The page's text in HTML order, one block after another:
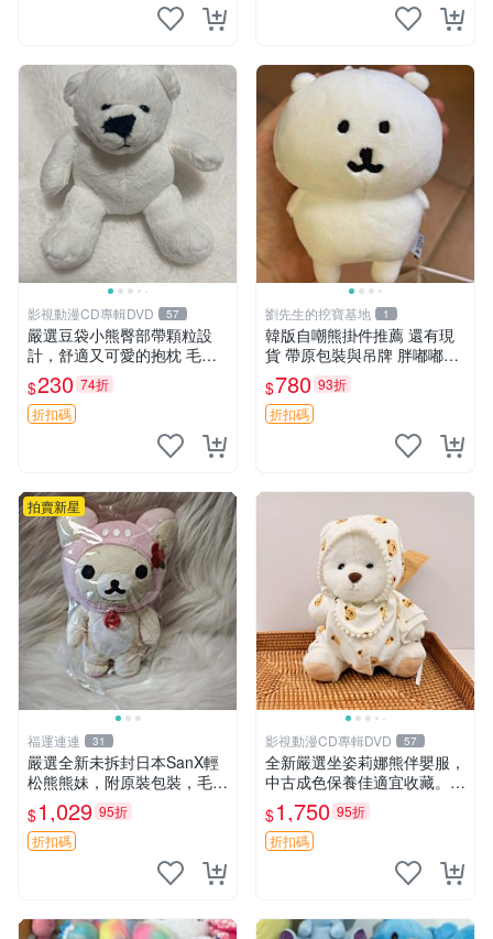
影視動漫CD專輯DVD 57
嚴選豆袋小熊臀部帶顆粒設
計，舒適又可愛的抱枕 毛絨
抱枕、臀部按摩、坐墊
$230 74折
折扣碼
劉先生的挖寶基地 1
韓版自嘲熊掛件推薦 還有現
貨 帶原包裝與吊牌 胖嘟嘟超
可愛 毛絨手感佳 小熊掛件 自
嘲抱枕 小熊抱枕
$780 93折
折扣碼
拍賣新星
福運連連 31
嚴選全新未拆封日本SanX輕
松熊熊妹，附原裝包裝，毛絨
質地極佳，細膩可愛，推薦收
藏兼送禮，適合女性好友或家
人，限量釋出。鬆熊、熊玩
$1,029 95折
折扣碼
影視動漫CD專輯DVD 57
全新嚴選坐姿莉娜熊伴嬰服，
中古成色保養佳適宜收藏。無
盒子但品質完好，快速出貨。
建議入手！ 中古 玩偶 滬漫
$1,750 95折
折扣碼